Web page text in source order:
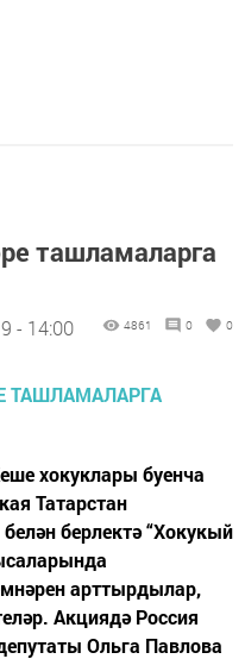
ташламаларга
- 14:00 4861 0 0
хокуклары буенча
Татарстан
берлектә “Хокукый
арттырдылар,
Акциядә Россия
Ольга Павлова